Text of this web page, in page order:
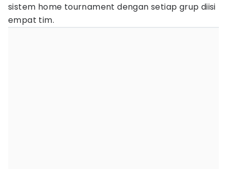
sistem home tournament dengan setiap grup diisi
empat tim.